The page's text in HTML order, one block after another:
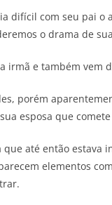
difícil com seu pai o
o drama de
irmã e também vem
porém
esposa que
que até então estava
elementos